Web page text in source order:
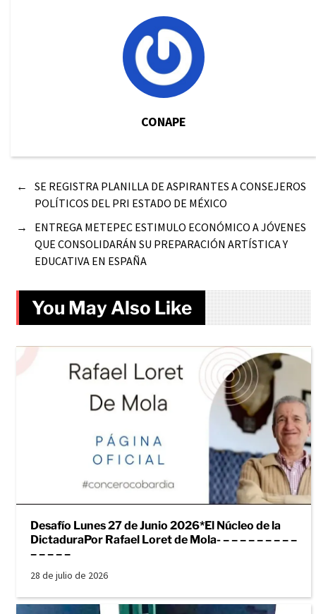
CONAPE
←
SE REGISTRA PLANILLA DE ASPIRANTES A CONSEJEROS
POLÍTICOS DEL PRI ESTADO DE MÉXICO
→
ENTREGA METEPEC ESTIMULO ECONÓMICO A JÓVENES
QUE CONSOLIDARÁN SU PREPARACIÓN ARTÍSTICA Y
EDUCATIVA EN ESPAÑA
You May Also Like
Desafío Lunes 27 de Junio 2026*El Núcleo de la
DictaduraPor Rafael Loret de Mola- – – – – – – – – –
– – – – –
28 de julio de 2026